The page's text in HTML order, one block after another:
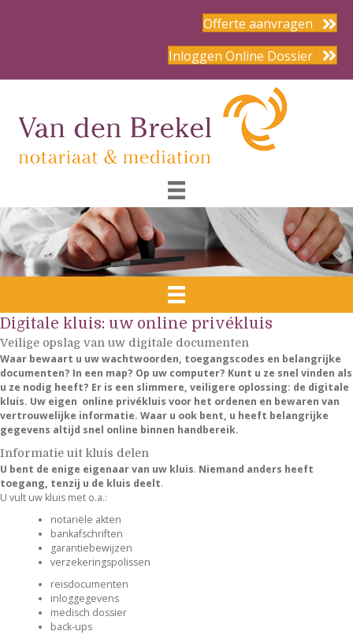
Offerte aanvragen
Inloggen Online Dossier
Digitale kluis: uw online privékluis
Veilige opslag van uw digitale documenten
Waar bewaart u uw wachtwoorden, toegangscodes en belangrijke
documenten? In een map? Op uw computer? Kunt u ze snel vinden als
u ze nodig heeft? Er is een slimmere, veiligere oplossing: de digitale
kluis. Uw eigen online privékluis voor het ordenen en bewaren van
vertrouwelijke informatie. Waar u ook bent, u heeft belangrijke
gegevens altijd snel online binnen handbereik.
Informatie uit kluis delen
U bent de enige eigenaar van uw kluis. Niemand anders heeft
toegang, tenzij u de kluis deelt.
U vult uw kluis met o.a.:
notariële akten
bankafschriften
garantiebewijzen
verzekeringspolissen
reisdocumenten
inloggegevens
medisch dossier
back-ups